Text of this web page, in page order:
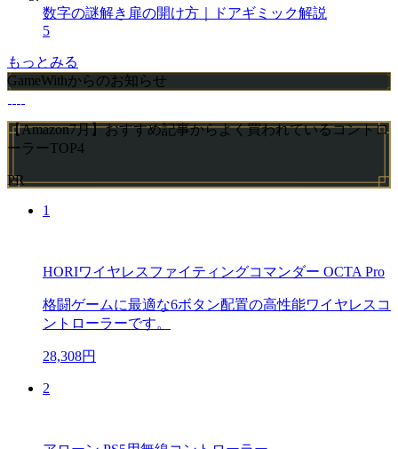
数字の謎解き扉の開け方｜ドアギミック解説
5
もっとみる
GameWithからのお知らせ
【Amazon7月】おすすめ記事からよく買われているコントロ
ーラーTOP4
PR
1
HORIワイヤレスファイティングコマンダー OCTA Pro
格闘ゲームに最適な6ボタン配置の高性能ワイヤレスコ
ントローラーです。
28,308円
2